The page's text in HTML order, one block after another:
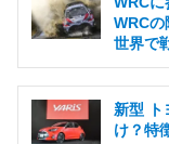
WRCの
世界で
新型 ト
け？特